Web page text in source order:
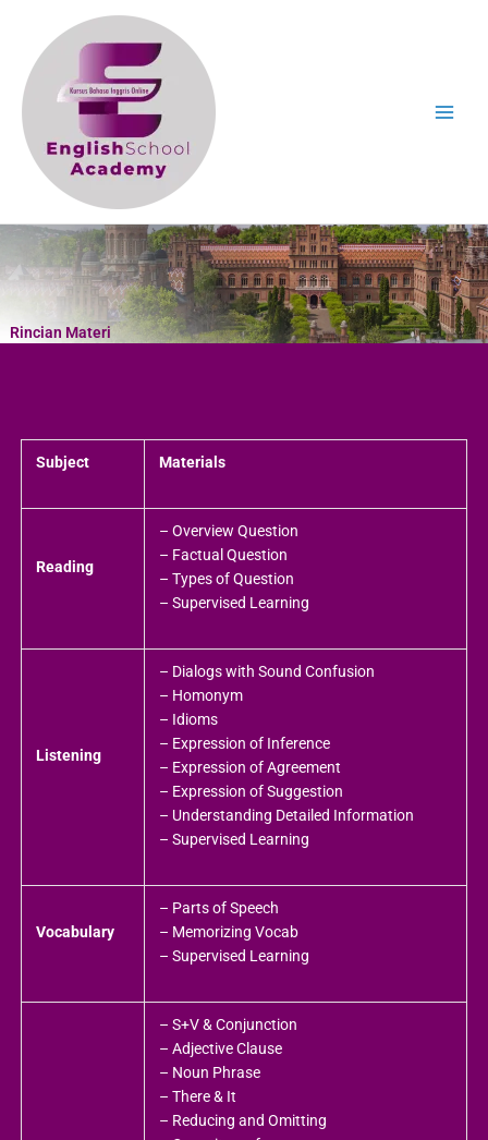
content
Rincian Materi
Subject Materials
Reading
– Overview Question
– Factual Question
– Types of Question
– Supervised Learning
Listening
– Dialogs with Sound Confusion
– Homonym
– Idioms
– Expression of Inference
– Expression of Agreement
– Expression of Suggestion
– Understanding Detailed Information
– Supervised Learning
Vocabulary
– Parts of Speech
– Memorizing Vocab
– Supervised Learning
– S+V & Conjunction
– Adjective Clause
– Noun Phrase
– There & It
– Reducing and Omitting